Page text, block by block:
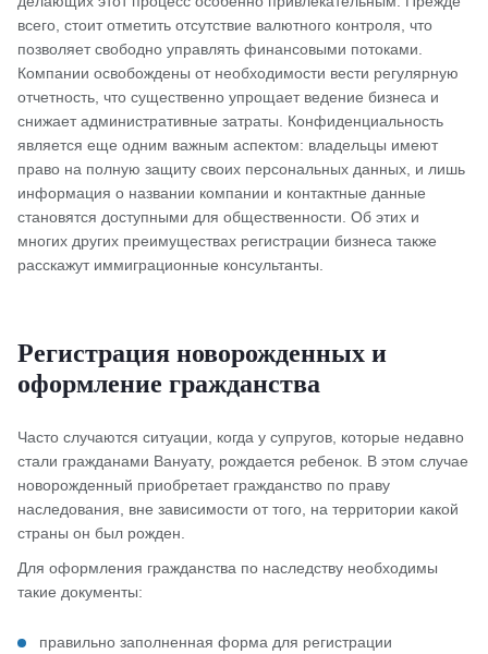
всего, стоит отметить отсутствие валютного контроля, что
позволяет свободно управлять финансовыми потоками.
Компании освобождены от необходимости вести регулярную
отчетность, что существенно упрощает ведение бизнеса и
снижает административные затраты. Конфиденциальность
является еще одним важным аспектом: владельцы имеют
право на полную защиту своих персональных данных, и лишь
информация о названии компании и контактные данные
становятся доступными для общественности. Об этих и
многих других преимуществах регистрации бизнеса также
расскажут иммиграционные консультанты.
Регистрация новорожденных и
оформление гражданства
Часто случаются ситуации, когда у супругов, которые недавно
стали гражданами Вануату, рождается ребенок. В этом случае
новорожденный приобретает гражданство по праву
наследования, вне зависимости от того, на территории какой
страны он был рожден.
Для оформления гражданства по наследству необходимы
такие документы:
правильно заполненная форма для регистрации